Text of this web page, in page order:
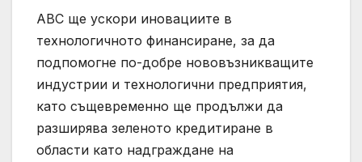
ABC ще ускори иновациите в
технологичното финансиране, за да
подпомогне по-добре нововъзникващите
индустрии и технологични предприятия,
като същевременно ще продължи да
разширява зеленото кредитиране в
области като надграждане на